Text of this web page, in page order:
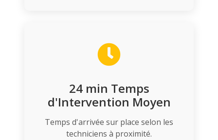
24min Temps
d'Intervention Moyen
Temps d'arrivée sur place selon les
techniciens à proximité.